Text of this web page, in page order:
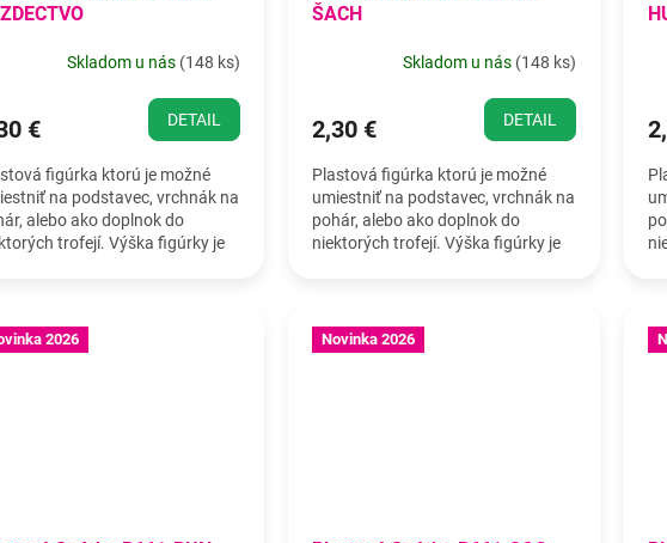
Skladom u nás (148 ks)
€ DETAIL
figúrka ktorú je možné
na podstavec, vrchnák na
alebo ako doplnok do
trofejí. Výška figúrky je
ŠACH
Skladom u nás (148 ks)
2,30 € DETAIL
Plastová figúrka ktorú je možné
umiestniť na podstavec, vrchnák na
pohár, alebo ako doplnok do
niektorých trofejí. Výška figúrky je
2026 Novinka 2026